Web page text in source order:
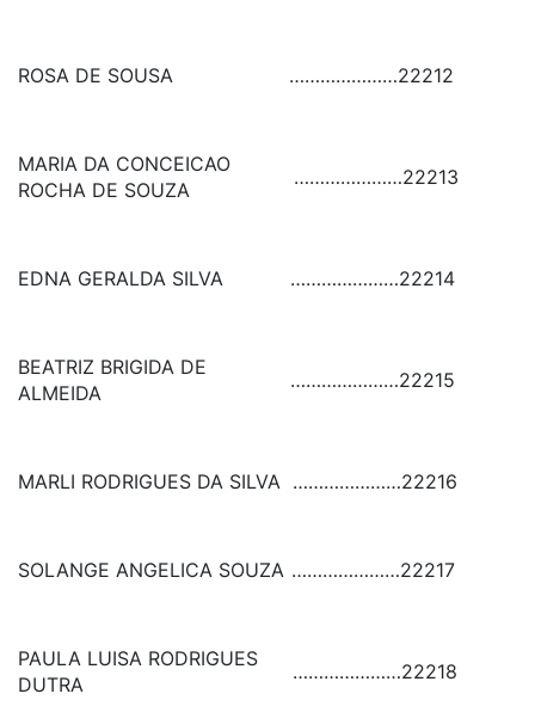
ROSA DE SOUSA …………………22212
MARIA DA CONCEICAO
ROCHA DE SOUZA
…………………22213
EDNA GERALDA SILVA …………………22214
BEATRIZ BRIGIDA DE
ALMEIDA
…………………22215
MARLI RODRIGUES DA SILVA …………………22216
SOLANGE ANGELICA SOUZA …………………22217
PAULA LUISA RODRIGUES
DUTRA
…………………22218